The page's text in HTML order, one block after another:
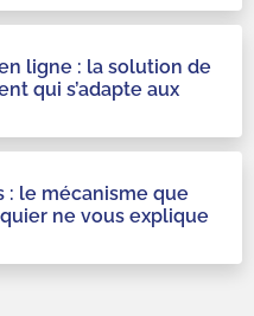
ligne : la solution de
qui s’adapte aux
quotidien
: le mécanisme que
ne vous explique